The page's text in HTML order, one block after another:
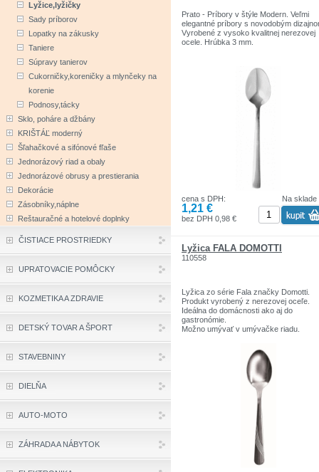
Prato - Príbory v štýle Modern. Veľmi
elegantné príbory s novodobým
Vyrobené z vysoko kvalitnej nerezovej
ocele. Hrúbka 3 mm.
Na sklade
cena s DPH:
1,21 €
bez DPH 0,98 €
Lyžica FALA DOMOTTI
110558
Lyžica zo série Fala značky Domotti.
Produkt vyrobený z nerezovej oceľe.
Ideálna do domácnosti ako aj do
gastronómie.
Možno umývať v umývačke riadu.
Lyžice,lyžičky
Sady príborov
Lopatky na zákusky
Taniere
Súpravy tanierov
Cukorničky,koreničky a mlynčeky na
korenie
Podnosy,tácky
Sklo, poháre a džbány
KRIŠTÁĽ moderný
Šľahačkové a sifónové fľaše
Jednorázový riad a obaly
Jednorázové obrusy a prestierania
Dekorácie
Zásobníky,náplne
Reštauračné a hotelové doplnky
ČISTIACE PROSTRIEDKY
UPRATOVACIE POMÔCKY
KOZMETIKA A ZDRAVIE
DETSKÝ TOVAR A ŠPORT
STAVEBNINY
DIELŇA
AUTO-MOTO
ZÁHRADA A NÁBYTOK